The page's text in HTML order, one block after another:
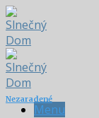
Skip
to
content
Menu
Nezaradené